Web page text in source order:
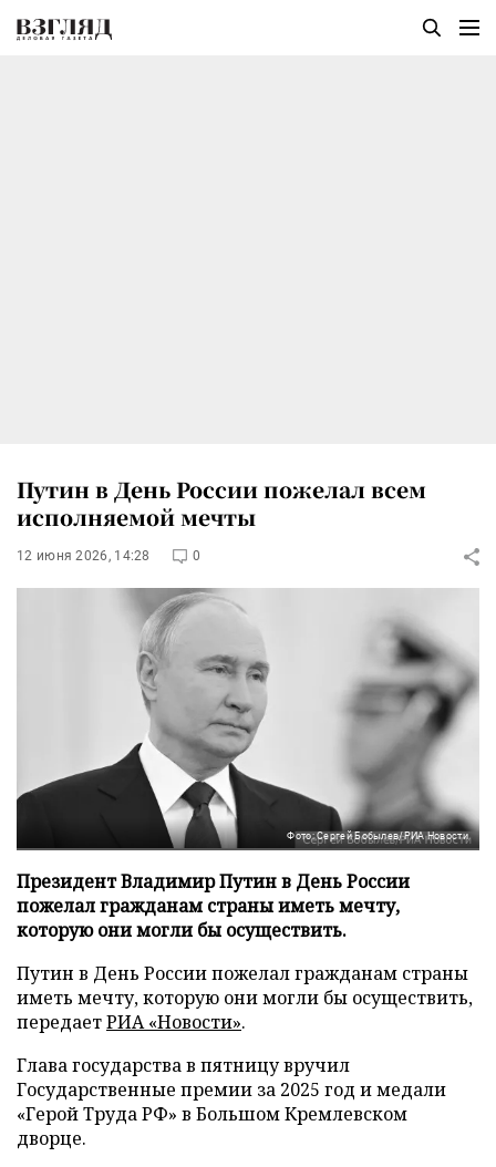
Путин в День России пожелал всем
исполняемой мечты
12 июня 2026, 14:28 0
Фото: Сергей Бобылев/РИА Новости
Президент Владимир Путин в День России
пожелал гражданам страны иметь мечту,
которую они могли бы осуществить.
Путин в День России пожелал гражданам страны
иметь мечту, которую они могли бы осуществить,
передаетРИА «Новости».
Глава государства в пятницу вручил
Государственные премии за 2025 год и медали
«Герой Труда РФ» в Большом Кремлевском
дворце.